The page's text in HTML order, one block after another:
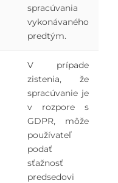
spracúvania
vykonávaného
predtým.
V prípade
zistenia, že
spracúvanie je
v rozpore s
GDPR, môže
používateľ
podať
sťažnosť
predsedovi